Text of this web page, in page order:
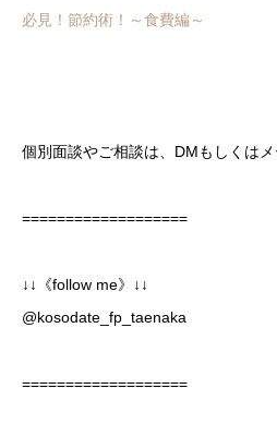
必見！節約術！～食費編～
個別面談やご相談は、DMもしくはメ
===================
↓↓《follow me》↓↓
@kosodate_fp_taenaka
===================